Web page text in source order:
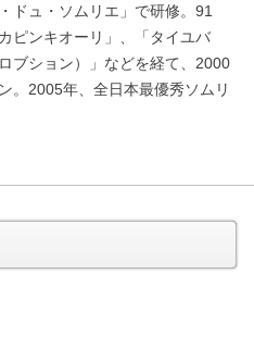
ドュ・ソムリエ」で研修。91
ピンキオーリ」、「タイユバ
ブション）」などを経て、2000
。2005年、全日本最優秀ソムリ